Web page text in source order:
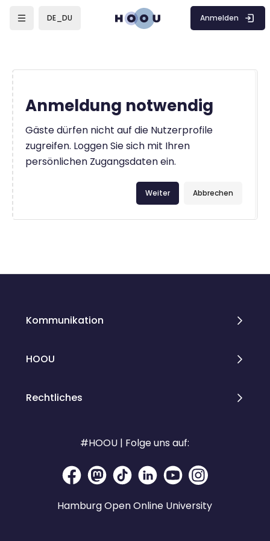
DE_DU Anmelden
Anmeldung notwendig
Gäste dürfen nicht auf die Nutzerprofile
zugreifen. Loggen Sie sich mit Ihren
persönlichen Zugangsdaten ein.
Abbrechen
Weiter
Kommunikation
HOOU
Rechtliches
#HOOU | Folge uns auf:
Hamburg Open Online University